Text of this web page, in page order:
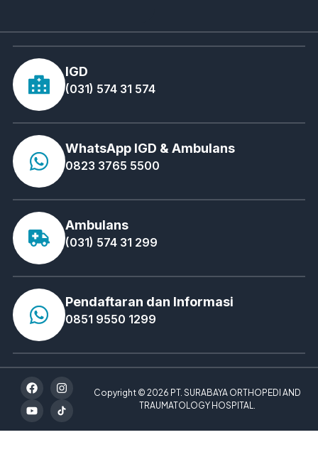
IGD
(031) 574 31 574
WhatsApp IGD & Ambulans
0823 3765 5500
Ambulans
(031) 574 31 299
Pendaftaran dan Informasi
0851 9550 1299
Copyright © 2026 PT. SURABAYA ORTHOPEDI AND
TRAUMATOLOGY HOSPITAL.